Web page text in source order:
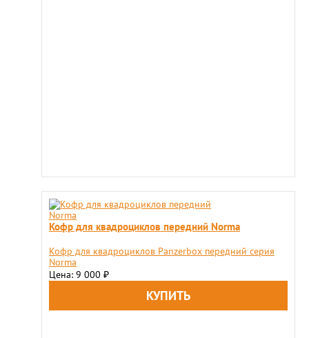
Кофр для квадроциклов передний Norma
Кофр для квадроциклов Panzerbox передний серия
Norma
Цена: 9 000 ₽